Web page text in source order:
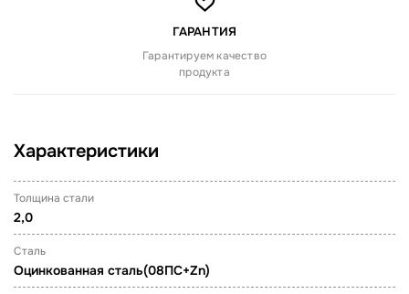
ГАРАНТИЯ
Гарантируем качество
продукта
Характеристики
Толщина стали
2,0
Сталь
Оцинкованная сталь(08ПС+Zn)